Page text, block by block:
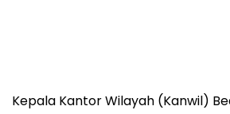
Kepala Kantor Wilayah (Kanwil)